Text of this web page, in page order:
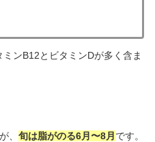
ンB12とビタミンDが多く含ま
、 旬は脂がのる6月〜8月 です。